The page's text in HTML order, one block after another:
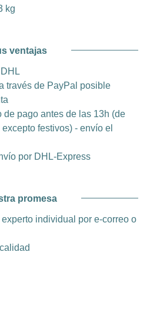
kg
ventajas
través de PayPal posible
de pago antes de las 13h (de
excepto festivos) - envío el
por DHL-Express
promesa
individual por e-correo o